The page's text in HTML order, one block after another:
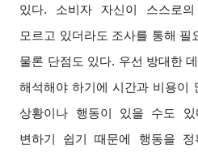
있다. 소비자 자신이 스스로
모르고 있더라도 조사를 통해 필
물론 단점도 있다. 우선 방대한
해석해야 하기에 시간과 비용이
상황이나 행동이 있을 수도 있
변하기 쉽기 때문에 행동을 정